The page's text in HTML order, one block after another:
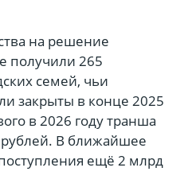
на решение
получили 265
семей, чьи
закрыты в конце 2025
в 2026 году транша
рублей. В ближайшее
ещё 2 млрд